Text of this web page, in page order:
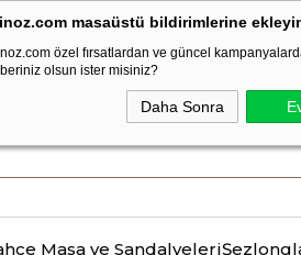
masaüstü bildirimlerine
özel fırsatlardan ve güncel
olsun ister misiniz?
Daha Sonra
Vade Farksız 6 Taksit ! • Havale
Masa ve Sandalyeleri